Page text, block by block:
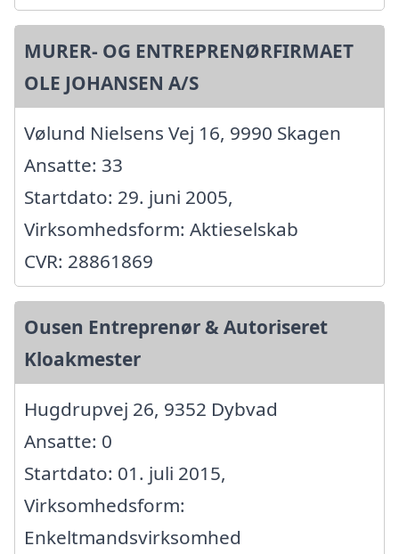
MURER- OG ENTREPRENØRFIRMAET
OLE JOHANSEN A/S
Vølund Nielsens Vej 16, 9990 Skagen
Ansatte: 33
Startdato: 29. juni 2005,
Virksomhedsform: Aktieselskab
CVR: 28861869
Ousen Entreprenør & Autoriseret
Kloakmester
Hugdrupvej 26, 9352 Dybvad
Ansatte: 0
Startdato: 01. juli 2015,
Virksomhedsform:
Enkeltmandsvirksomhed